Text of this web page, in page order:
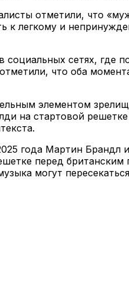
отметили, что
к легкому и
сетях, где
что оба
элементом
на стартовой
года Мартин
перед
могут